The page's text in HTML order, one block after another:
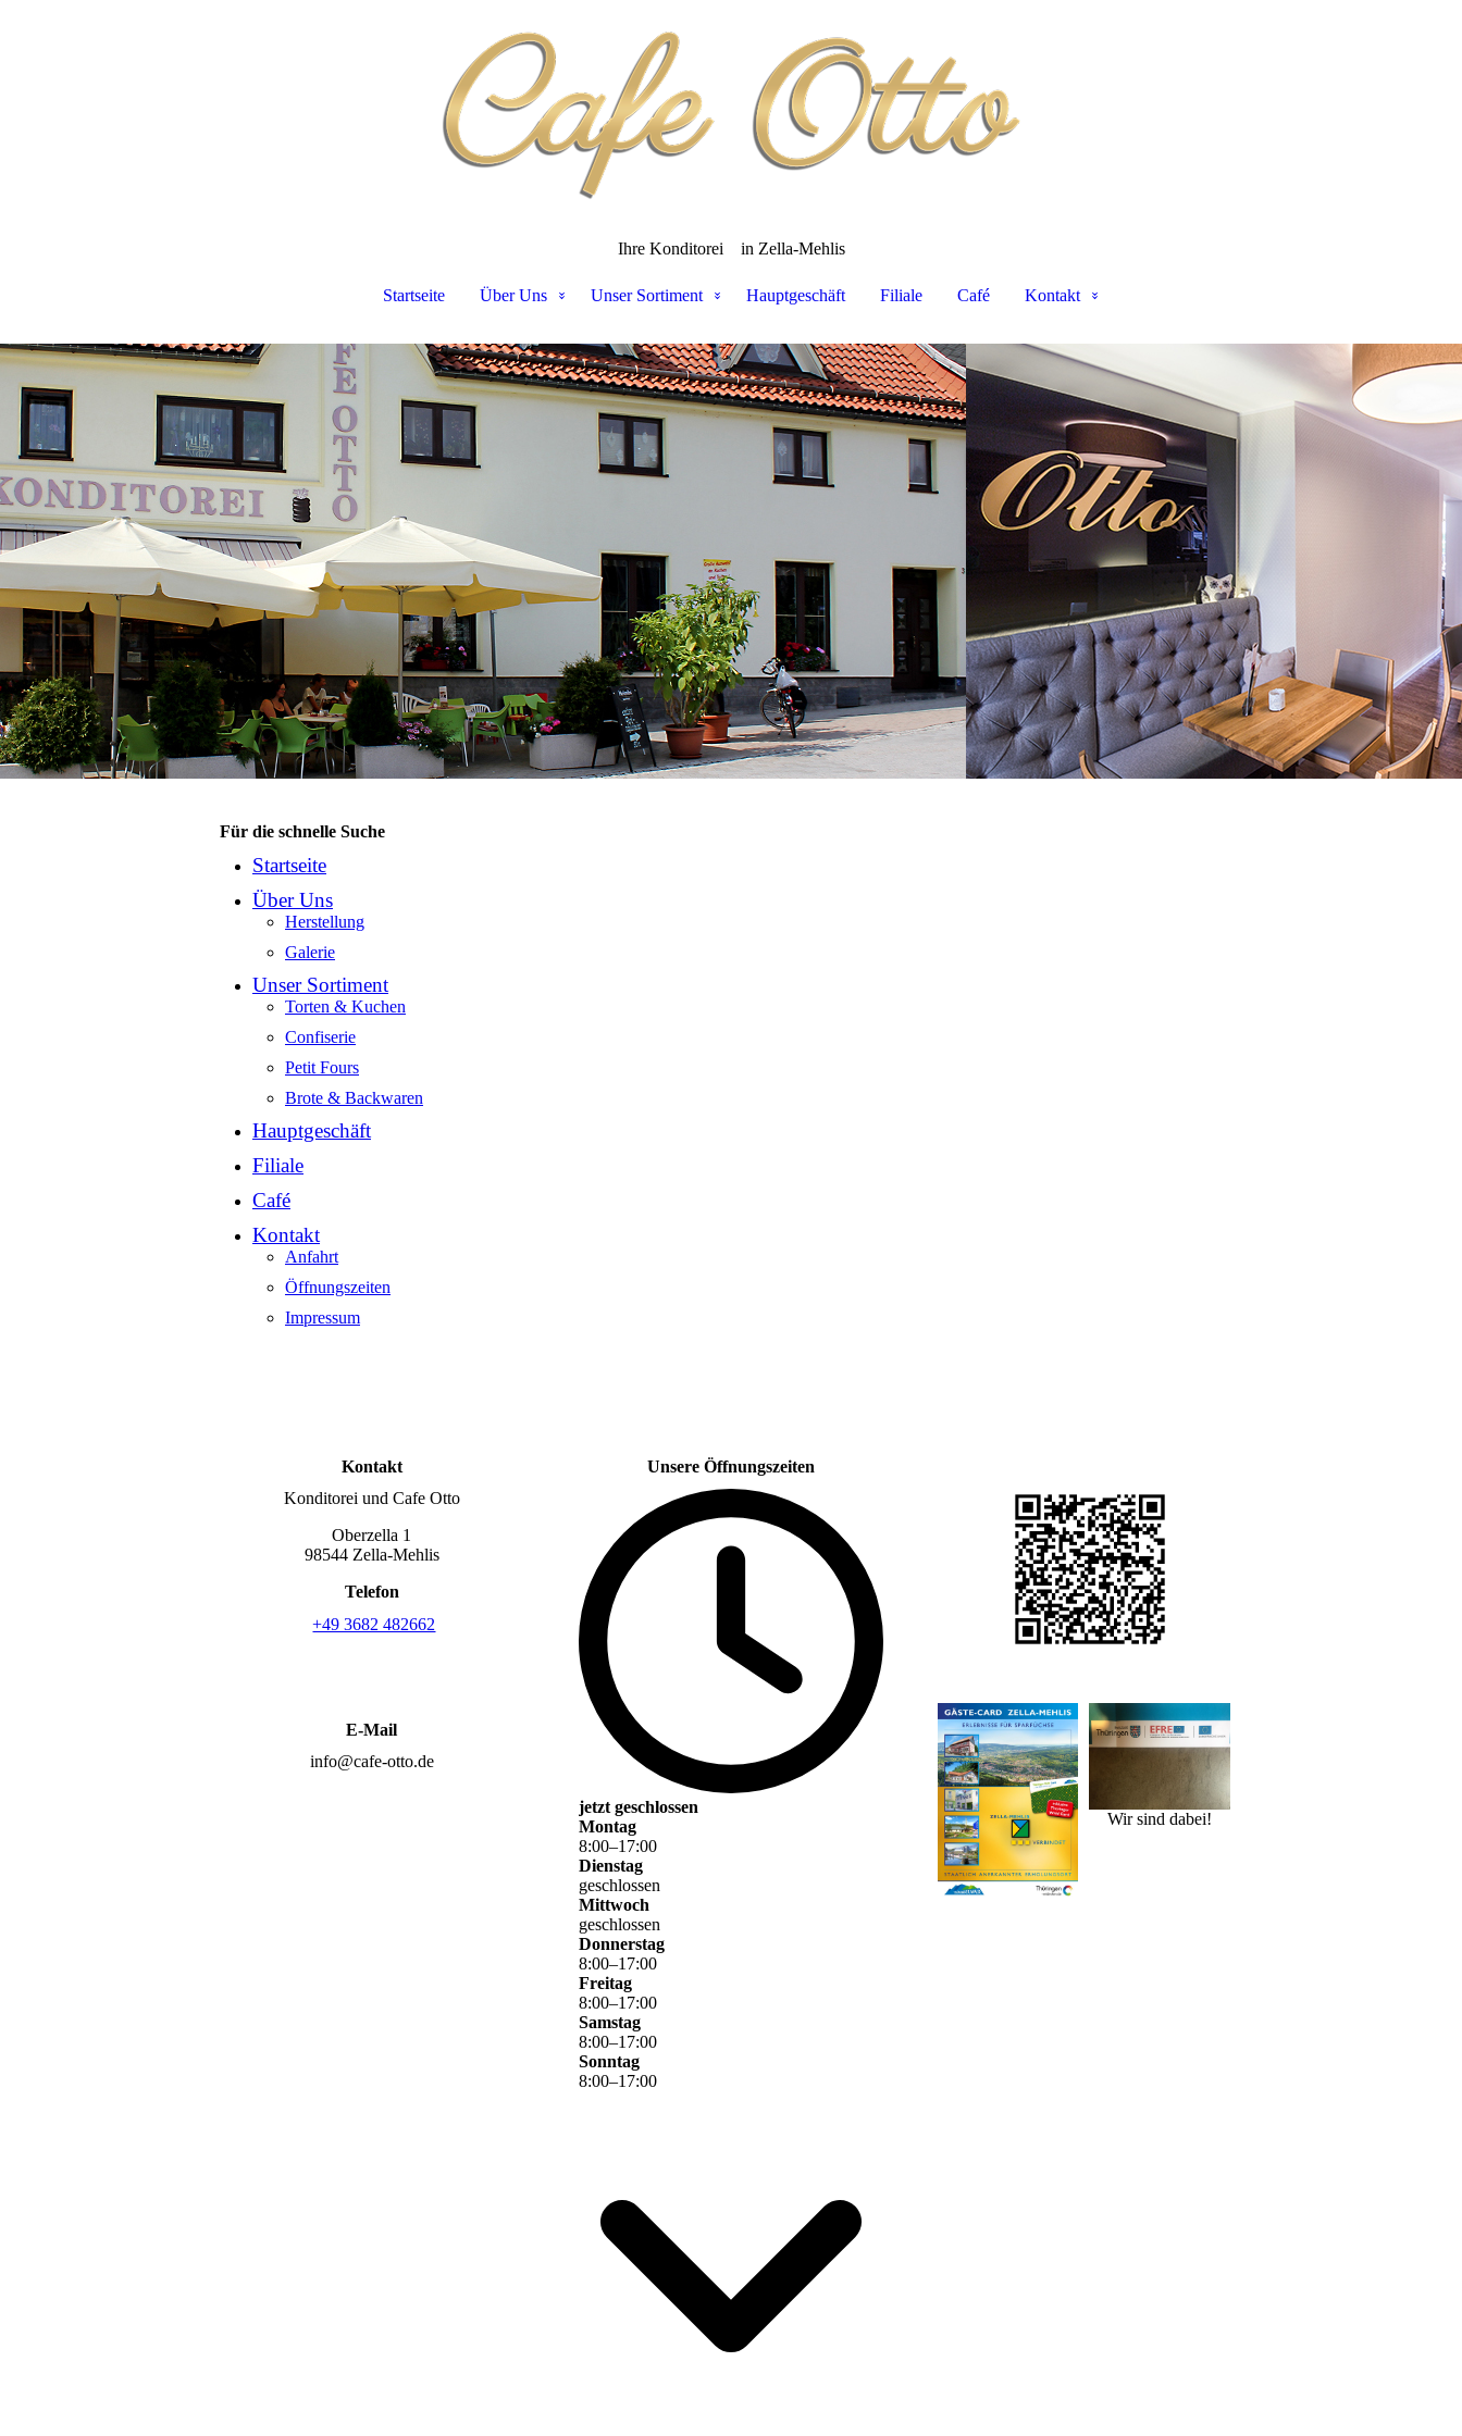
Ihre Konditorei in Zella-Mehlis
Startseite Über Uns Unser Sortiment Hauptgeschäft Filiale Café Kontakt
Für die schnelle Suche
Startseite
Über Uns
Herstellung
Galerie
Unser Sortiment
Torten & Kuchen
Confiserie
Petit Fours
Brote & Backwaren
Hauptgeschäft
Filiale
Café
Kontakt
Anfahrt
Öffnungszeiten
Impressum
Kontakt
Konditorei und Cafe Otto
Oberzella 1
98544 Zella-Mehlis
Telefon
+49 3682 482662
E-Mail
info@cafe-otto.de
Unsere Öffnungszeiten
jetzt geschlossen
Montag
8:00–17:00
Dienstag
geschlossen
Mittwoch
geschlossen
Donnerstag
8:00–17:00
Freitag
8:00–17:00
Samstag
8:00–17:00
Sonntag
8:00–17:00
Wir sind dabei!